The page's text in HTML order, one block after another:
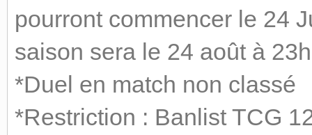
pourront commencer le 24
saison sera le 24 août à
*Duel en match non classé
*Restriction : Banlist TCG